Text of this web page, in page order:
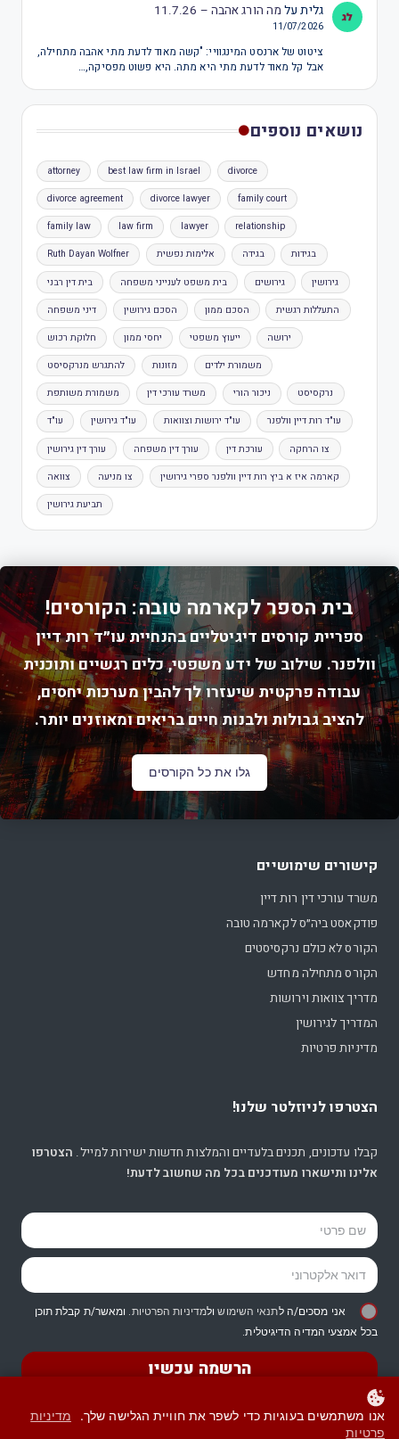
גליתעל מה הורג אהבה – 11.7.26
11/07/2026
ציטוט של ארנסט המינגוויי: "קשה מאוד לדעת מתי אהבה מתחילה,
אבל קל מאוד לדעת מתי היא מתה. היא פשוט מפסיקה,…
נושאים נוספים
attorney best law firm in Israel divorce
divorce agreement divorce lawyer family court
family law law firm lawyer relationship
Ruth Dayan Wolfner אלימות נפשית בגידה בגידות
בית דין רבני בית משפט לענייני משפחה גירושים גירושין
דיני משפחה הסכם גירושין הסכם ממון התעללות רגשית
חלוקת רכוש יחסי ממון ייעוץ משפטי ירושה
להתגרש מנרקסיסט מזונות משמורת ילדים
משמורת משותפת משרד עורכי דין ניכור הורי נרקסיסט
עו"ד עו"ד גירושין עו"ד ירושות וצוואות עו"ד רות דיין וולפנר
עורך דין גירושין עורך דין משפחה עורכת דין צו הרחקה
צוואה צו מניעה קארמה איז א ביץ רות דיין וולפנר ספרי גירושין
תביעת גירושין
בית הספר לקארמה טובה: הקורסים!
ספריית קורסים דיגיטליים בהנחיית עו״ד רות דיין
וולפנר. שילוב של ידע משפטי, כלים רגשיים ותוכנית
עבודה פרקטית שיעזרו לך להבין מערכות יחסים,
להציב גבולות ולבנות חיים בריאים ומאוזנים יותר.
גלו את כל הקורסים
קישורים שימושיים
משרד עורכי דין רות דיין
פודקאסט ביה״ס לקארמה טובה
הקורס לא כולם נרקסיסטים
הקורס מתחילה מחדש
מדריך צוואות וירושות
המדריך לגירושין
מדיניות פרטיות
הצטרפו לניוזלטר שלנו!
קבלו עדכונים, תכנים בלעדיים והמלצות חדשות ישירות למייל. הצטרפו
אלינו ותישארו מעודכנים בכל מה שחשוב לדעת!
אני מסכים/ה לתנאי השימושולמדיניות הפרטיות. ומאשר/ת קבלת תוכן
בכל אמצעי המדיה הדיגיטלית.
הרשמה עכשיו
אנו משתמשים בעוגיות כדי לשפר את חוויית הגלישה שלך.
מדיניות
פרטיות